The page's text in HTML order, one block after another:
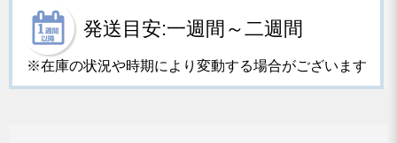
発送目安:一週間～二週間
※在庫の状況や時期により変動する場合がございます